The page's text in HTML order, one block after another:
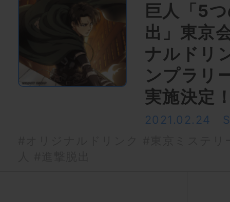
巨人「5
出」東京
ナルドリ
ンプラリ
実施決定
2021.02.24